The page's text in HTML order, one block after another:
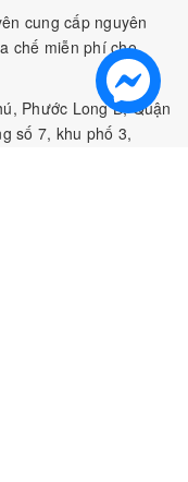
cung cấp nguyên
chế miễn phí cho
Phước Long B, Quận
số 7, khu phố 3,